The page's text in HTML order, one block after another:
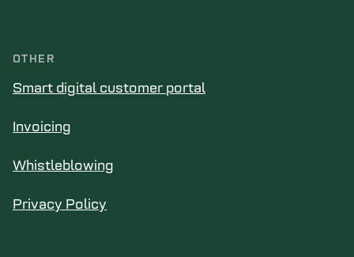
OTHER
Smart digital customer portal
Invoicing
Whistleblowing
Privacy Policy